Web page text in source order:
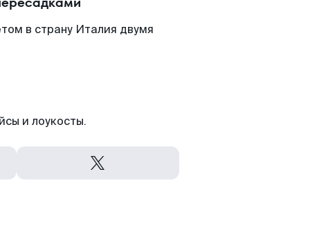
в страну Италия двумя
и лоукосты.